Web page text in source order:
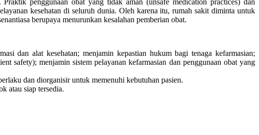
kesehatan di seluruh dunia. Oleh karena itu, rumah sakit diminta untuk
berupaya menurunkan kesalahan pemberian obat.
dan alat kesehatan; menjamin kepastian hukum bagi tenaga kefarmasian;
safety); menjamin sistem pelayanan kefarmasian dan penggunaan obat yang
dan diorganisir untuk memenuhi kebutuhan pasien.
atau siap tersedia.